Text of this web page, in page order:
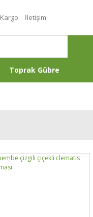
Kargo İletişim
Toprak Gübre